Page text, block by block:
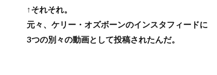
↑それそれ。
元々、ケリー・オズボーンのインスタフィードに
3つの別々の動画として投稿されたんだ。